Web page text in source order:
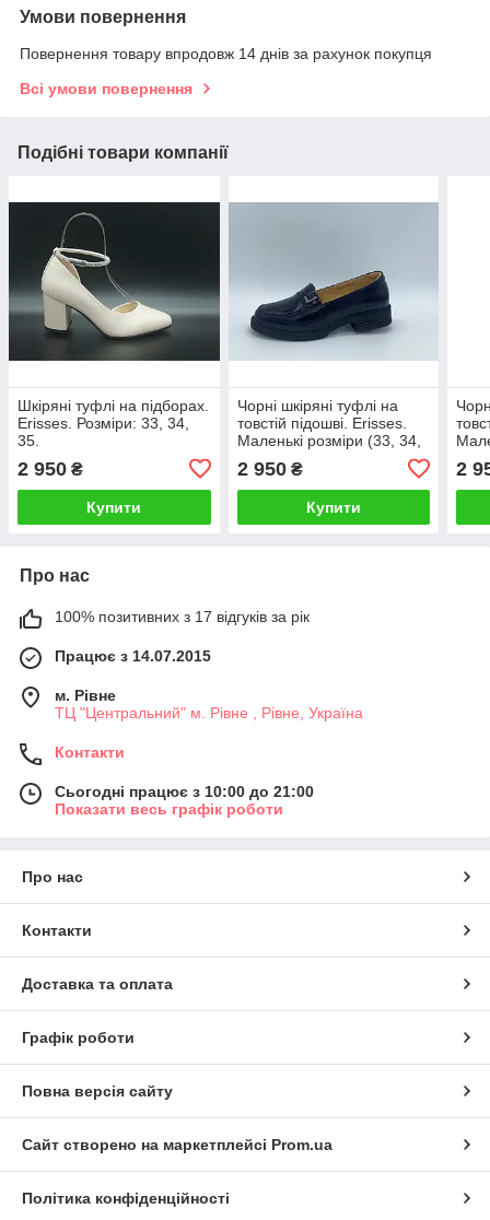
Умови повернення
Повернення товару впродовж 14 днів за рахунок покупця
Всі умови повернення
Подібні товари компанії
Шкіряні туфлі на підборах.
Erisses. Розміри: 33, 34,
35.
2 950 ₴
Купити
Чорні шкіряні туфлі на
товстій підошві. Erisses.
Маленькі розміри (33, 34,
2 950₴
Купити
2
Про нас
100% позитивних з 17 відгуків за рік
Працює з 14.07.2015
м. Рівне
ТЦ "Центральний" м. Рівне , Рівне, Україна
Контакти
Сьогодні працює з 10:00 до 21:00
Показати весь графік роботи
Про нас
Контакти
Доставка та оплата
Графік роботи
Повна версія сайту
Сайт створено на маркетплейсі Prom.ua
Політика конфіденційності